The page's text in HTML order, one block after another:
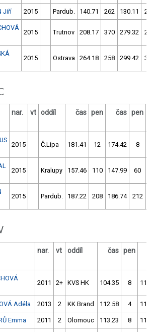
Jiří 2015 Pardub. 140.71 262 130.11
2015 Trutnov 208.17 370 279.32
2015 Ostrava 264.18 258 299.42
nar. vt oddíl čas pen čas pen
2015 Č.Lípa 181.41 12 174.42 8
2015 Kralupy 157.46 110 147.99 60
2015 Pardub. 187.22 208 186.74 212
nar. vt oddíl čas pen
2011 2+ KVS HK 104.35 8
Adéla 2013 2 KK Brand 112.58 4
Emma 2011 2 Olomouc 113.23 8